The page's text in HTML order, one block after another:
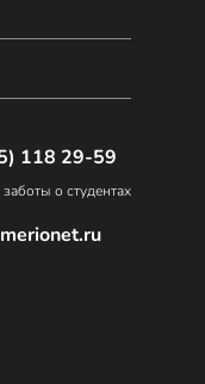
118 29-59
о студентах